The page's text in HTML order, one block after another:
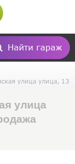
Найти гараж
улица улица, 13
улица